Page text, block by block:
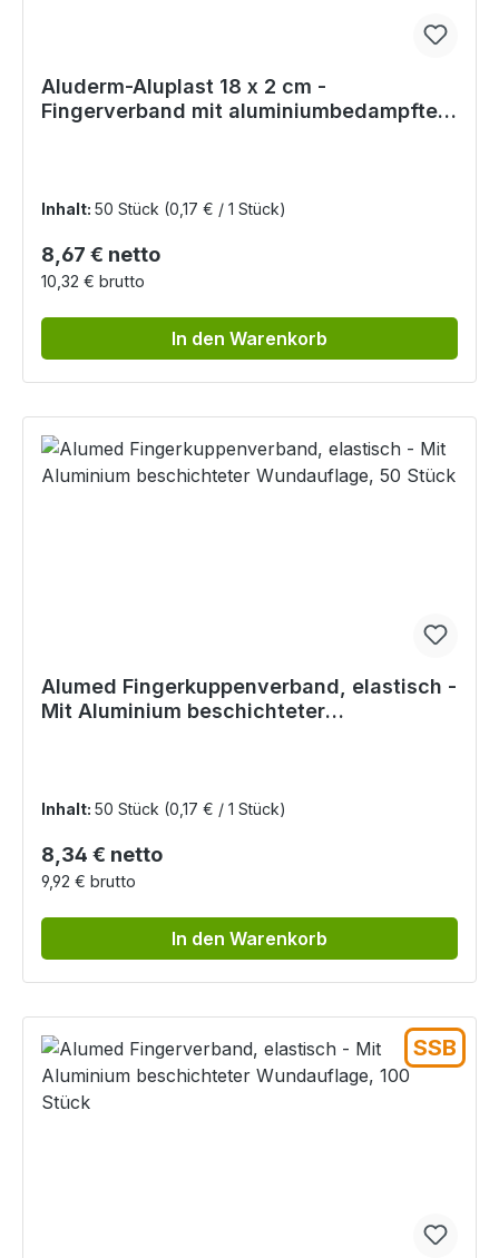
Aluderm-Aluplast 18 x 2 cm -
Fingerverband mit aluminiumbedampfter
Inhalt: 50 Stück (0,17 € / 1 Stück)
Regulärer Preis:
8,67 € netto
10,32 € brutto
In den Warenkorb
Alumed Fingerkuppenverband, elastisch -
Mit Aluminium beschichteter
Inhalt: 50 Stück (0,17 € / 1 Stück)
Regulärer Preis:
8,34 € netto
9,92 € brutto
In den Warenkorb
SSB